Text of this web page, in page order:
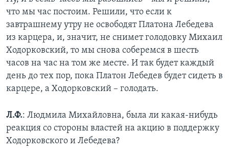
что мы час постоим. Решили, что если к
завтрашнему утру не освободят Платона Лебедева
из карцера, и, значит, не снимет голодовку Михаил
Ходорковский, то мы снова соберемся в шесть
часов на час на том же месте. И так будет каждый
день до тех пор, пока Платон Лебедев будет сидеть в
карцере, а Ходорковский – голодать.
Л.Ф.: Людмила Михайловна, была ли какая-нибудь
реакция со стороны властей на акцию в поддержку
Ходорковского и Лебедева?